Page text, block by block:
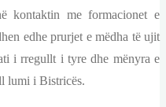
kontaktin me formacionet e
edhe prurjet e mëdha të ujit
i rregullt i tyre dhe mënyra e
lumi i Bistricës.